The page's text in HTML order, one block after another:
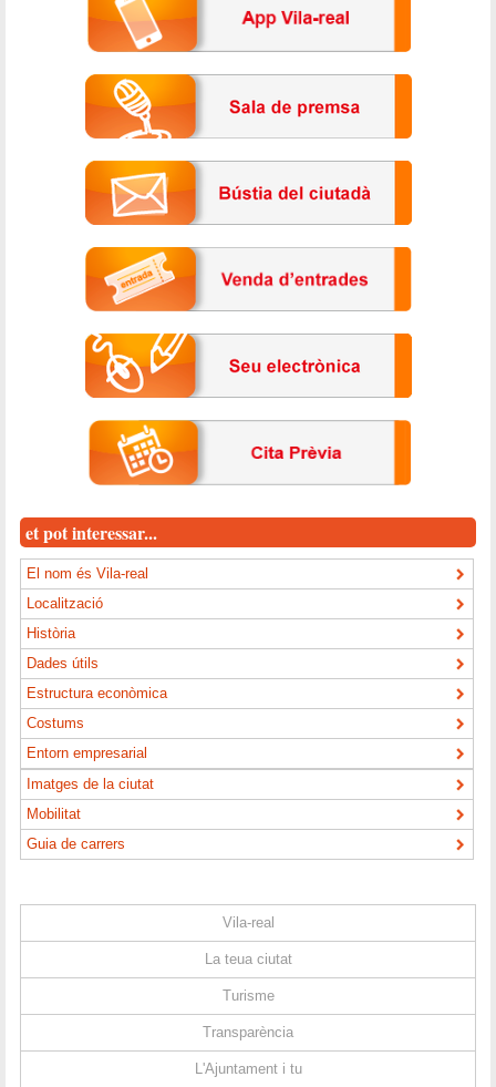
et pot interessar...
El nom és Vila-real
Localització
Història
Dades útils
Estructura econòmica
Costums
Entorn empresarial
Imatges de la ciutat
Mobilitat
Guia de carrers
Vila-real
La teua ciutat
Turisme
Transparència
L'Ajuntament i tu